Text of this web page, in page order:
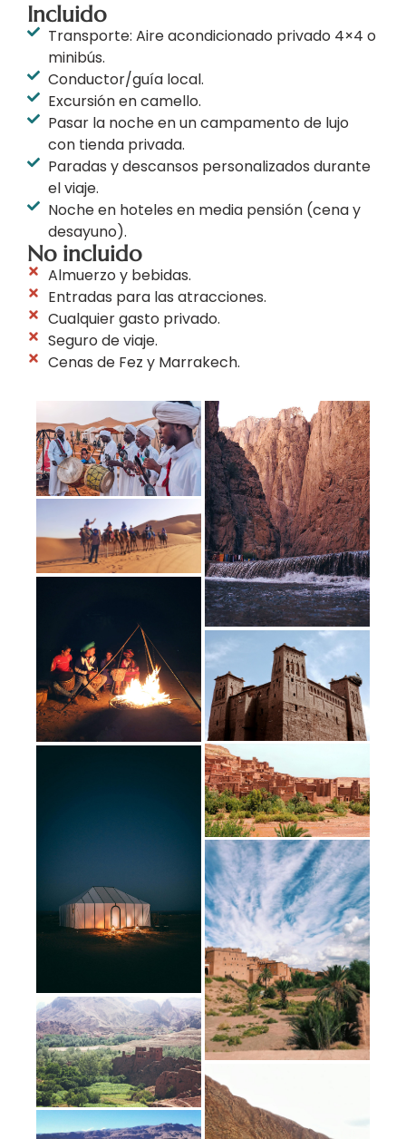
Incluido
Transporte: Aire acondicionado privado 4×4 o
minibús.
Conductor/guía local.
Excursión en camello.
Pasar la noche en un campamento de lujo
con tienda privada.
Paradas y descansos personalizados durante
el viaje.
Noche en hoteles en media pensión (cena y
desayuno).
No incluido
Almuerzo y bebidas.
Entradas para las atracciones.
Cualquier gasto privado.
Seguro de viaje.
Cenas de Fez y Marrakech.